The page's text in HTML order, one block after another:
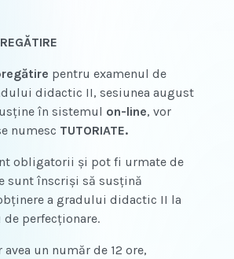
pentru examenul de
didactic II, sesiunea august
în sistemul on-line, vor
numesc TUTORIATE.
obligatorii și pot fi urmate de
sunt înscriși să susțină
a gradului didactic II la
perfecționare.
un număr de 12 ore,